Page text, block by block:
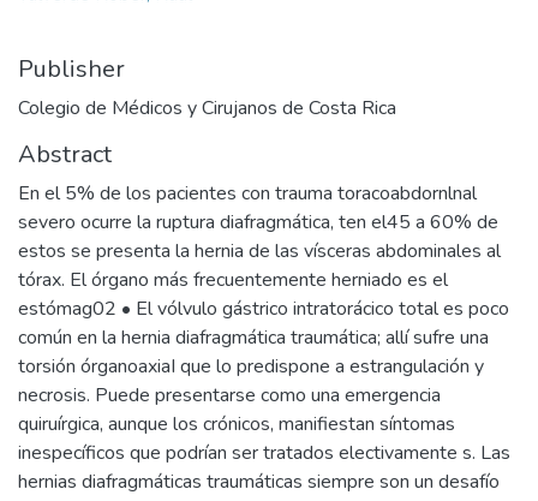
Publisher
Colegio de Médicos y Cirujanos de Costa Rica
Abstract
En el 5% de los pacientes con trauma toracoabdornlnal
severo ocurre la ruptura diafragmática, ten el45 a 60% de
estos se presenta la hernia de las vísceras abdominales al
tórax. El órgano más frecuentemente herniado es el
estómag02 • El vólvulo gástrico intratorácico total es poco
común en la hernia diafragmática traumática; allí sufre una
torsión órganoaxiaI que lo predispone a estrangulación y
necrosis. Puede presentarse como una emergencia
quiruírgica, aunque los crónicos, manifiestan síntomas
inespecíficos que podrían ser tratados electivamente s. Las
hernias diafragmáticas traumáticas siempre son un desafío